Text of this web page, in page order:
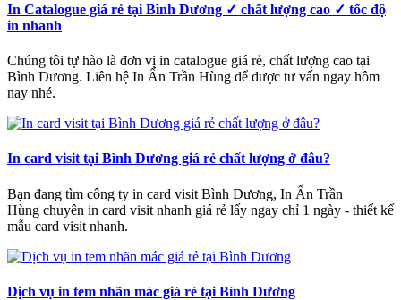
In Catalogue giá rẻ tại Bình Dương ✓ chất lượng cao ✓ tốc độ
in nhanh
Chúng tôi tự hào là đơn vị in catalogue giá rẻ, chất lượng cao tại
Bình Dương. Liên hệ In Ấn Trần Hùng để được tư vấn ngay hôm
nay nhé.
In card visit tại Bình Dương giá rẻ chất lượng ở đâu?
Bạn đang tìm công ty in card visit Bình Dương, In Ấn Trần
Hùng chuyên in card visit nhanh giá rẻ lấy ngay chỉ 1 ngày - thiết kế
mẫu card visit nhanh.
Dịch vụ in tem nhãn mác giá rẻ tại Bình Dương